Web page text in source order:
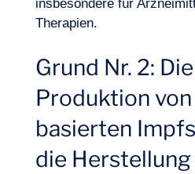
insbesondere für
Therapien.
Grund Nr. 2:
Produktion
basierten
die Herstellung